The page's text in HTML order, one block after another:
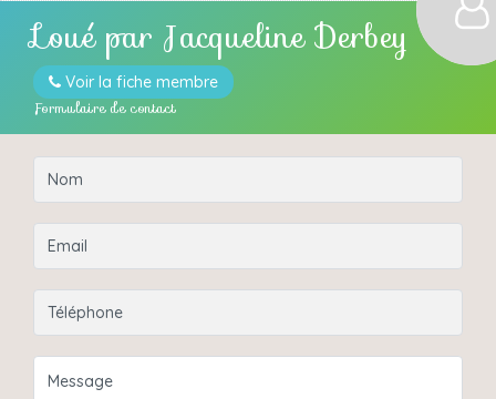
Loué par Jacqueline Derbey
Voir la fiche membre
Formulaire de contact